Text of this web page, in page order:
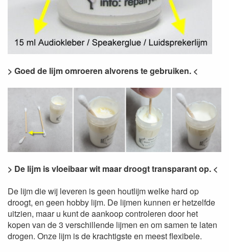
> Goed de lijm omroeren alvorens te gebruiken. <
> De lijm is vloeibaar wit maar droogt transparant op. <
De lijm die wij leveren is geen houtlijm welke hard op
droogt, en geen hobby lijm. De lijmen kunnen er hetzelfde
uitzien, maar u kunt de aankoop controleren door het
kopen van de 3 verschillende lijmen en om samen te laten
drogen. Onze lijm is de krachtigste en meest flexibele.